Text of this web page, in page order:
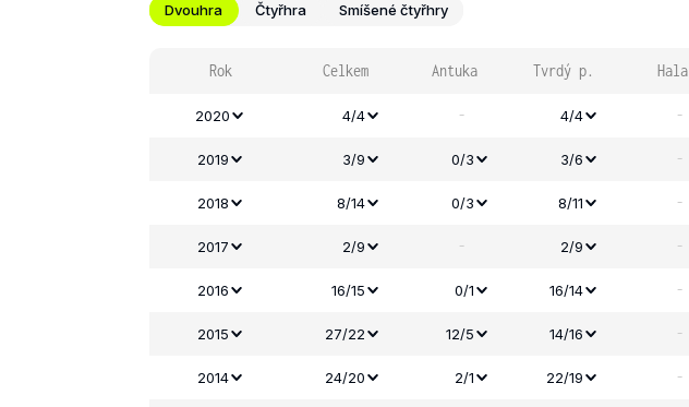
Dvouhra Čtyřhra Smíšené čtyřhry
Rok Celkem Antuka Tvrdý p. Hala
2020 4/4 - 4/4 -
2019 3/9 0/3 3/6 -
2018 8/14 0/3 8/11 -
2017 2/9 - 2/9 -
2016 16/15 0/1 16/14 -
2015 27/22 12/5 14/16 -
2014 24/20 2/1 22/19 -